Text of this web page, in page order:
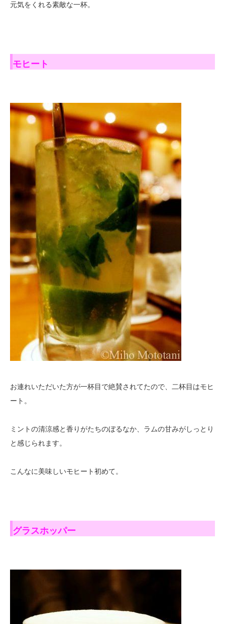
元気をくれる素敵な一杯。
モヒート
お連れいただいた方が一杯目で絶賛されてたので、二杯目はモヒ
ート。
ミントの清涼感と香りがたちのぼるなか、ラムの甘みがしっとり
と感じられます。
こんなに美味しいモヒート初めて。
グラスホッパー